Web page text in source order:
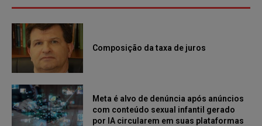
Composição da taxa de juros
Meta é alvo de denúncia após anúncios
com conteúdo sexual infantil gerado
por IA circularem em suas plataformas